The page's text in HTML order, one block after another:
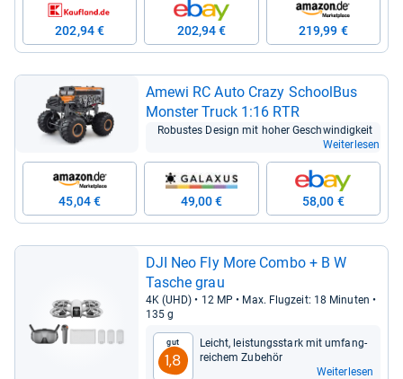
202,94 € 202,94 € 219,99 €
Amewi RC Auto Crazy School­Bus
Mons­ter Truck 1:16 RTR
Robus­tes Design mit hoher Geschwin­dig­keit
Weiterlesen
45,04 € 49,00 € 58,00 €
DJI Neo Fly More Combo + B W
Tasche grau
4K (UHD) • 12 MP • Max. Flug­zeit: 18 Minu­ten •
135 g
Gut
1,8
Leicht, leis­tungs­stark mit umfang­
rei­chem Zube­hör
Weiterlesen